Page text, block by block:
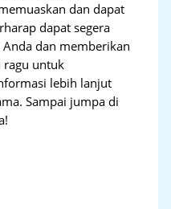
dan dapat
dapat segera
dan memberikan
ragu untuk
lebih lanjut
Sampai jumpa di